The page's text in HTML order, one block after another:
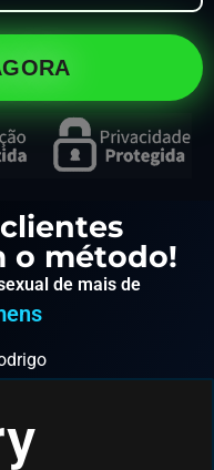
o método!
de mais de